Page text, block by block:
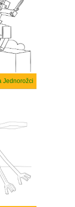
Jednorožci